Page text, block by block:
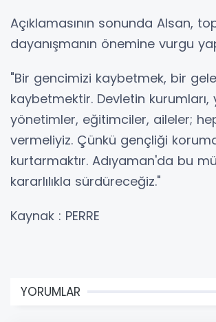
Açıklamasının sonunda Alsan,
dayanışmanın önemine vurgu
"Bir gencimizi kaybetmek, bir
kaybetmektir. Devletin kurumları,
yönetimler, eğitimciler, aileler;
vermeliyiz. Çünkü gençliği
kurtarmaktır. Adıyaman'da bu
kararlılıkla sürdüreceğiz."
Kaynak : PERRE
YORUMLAR